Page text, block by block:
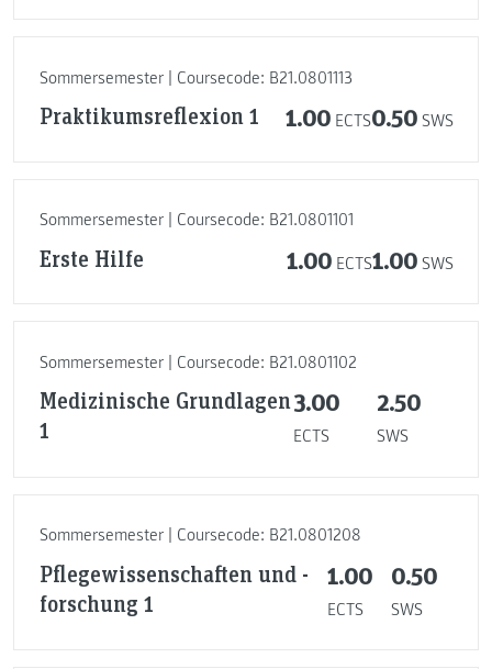
Sommersemester | Coursecode: B21.0801113
Praktikumsreflexion 1 1.00 ECTS0.50 SWS
Sommersemester | Coursecode: B21.0801101
Erste Hilfe 1.00 ECTS1.00 SWS
Sommersemester | Coursecode: B21.0801102
Medizinische Grundlagen
1
3.00
ECTS
2.50
SWS
Sommersemester | Coursecode: B21.0801208
Pflegewissenschaften und -
forschung 1
1.00
ECTS
0.50
SWS